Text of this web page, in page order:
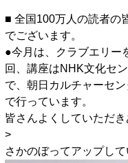
■ 全国100万人の読者の
でございます。
●今月は、クラブエリー
回、講座はNHK文化セ
で、朝日カルチャーセ
で行っています。
皆さんよくしていただ
>
さかのぼってアップして